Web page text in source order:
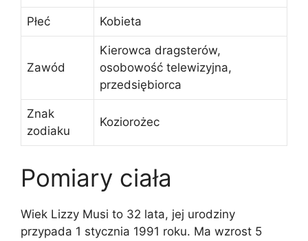
Płeć Kobieta
Zawód
Kierowca dragsterów,
osobowość telewizyjna,
przedsiębiorca
Znak
zodiaku
Koziorożec
Pomiary ciała
Wiek Lizzy Musi to 32 lata, jej urodziny
przypada 1 stycznia 1991 roku. Ma wzrost 5